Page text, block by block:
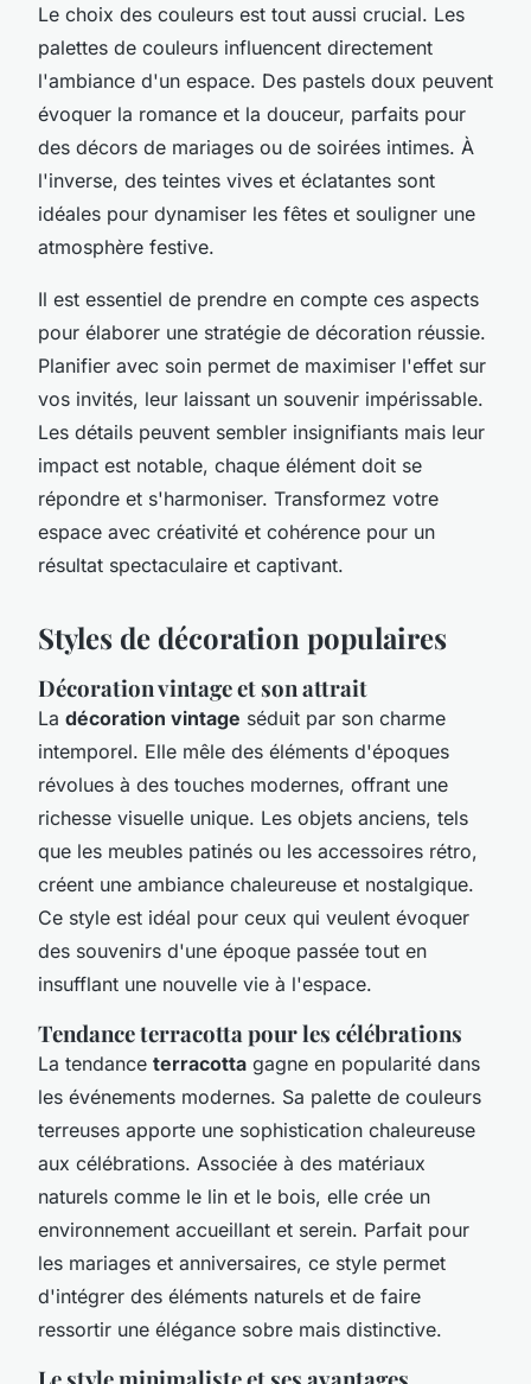
Le choix des couleurs est tout aussi crucial. Les
palettes de couleurs influencent directement
l'ambiance d'un espace. Des pastels doux peuvent
évoquer la romance et la douceur, parfaits pour
des décors de mariages ou de soirées intimes. À
l'inverse, des teintes vives et éclatantes sont
idéales pour dynamiser les fêtes et souligner une
atmosphère festive.
Il est essentiel de prendre en compte ces aspects
pour élaborer une stratégie de décoration réussie.
Planifier avec soin permet de maximiser l'effet sur
vos invités, leur laissant un souvenir impérissable.
Les détails peuvent sembler insignifiants mais leur
impact est notable, chaque élément doit se
répondre et s'harmoniser. Transformez votre
espace avec créativité et cohérence pour un
résultat spectaculaire et captivant.
Styles de décoration populaires
Décoration vintage et son attrait
La décoration vintage séduit par son charme
intemporel. Elle mêle des éléments d'époques
révolues à des touches modernes, offrant une
richesse visuelle unique. Les objets anciens, tels
que les meubles patinés ou les accessoires rétro,
créent une ambiance chaleureuse et nostalgique.
Ce style est idéal pour ceux qui veulent évoquer
des souvenirs d'une époque passée tout en
insufflant une nouvelle vie à l'espace.
Tendance terracotta pour les célébrations
La tendance terracotta gagne en popularité dans
les événements modernes. Sa palette de couleurs
terreuses apporte une sophistication chaleureuse
aux célébrations. Associée à des matériaux
naturels comme le lin et le bois, elle crée un
environnement accueillant et serein. Parfait pour
les mariages et anniversaires, ce style permet
d'intégrer des éléments naturels et de faire
ressortir une élégance sobre mais distinctive.